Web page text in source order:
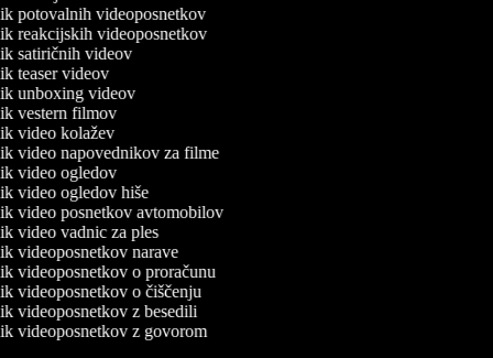
potovalnih videoposnetkov
reakcijskih videoposnetkov
satiričnih videov
teaser videov
unboxing videov
vestern filmov
video kolažev
video napovednikov za filme
video ogledov
video ogledov hiše
video posnetkov avtomobilov
video vadnic za ples
videoposnetkov narave
videoposnetkov o proračunu
videoposnetkov o čiščenju
videoposnetkov z besedili
videoposnetkov z govorom